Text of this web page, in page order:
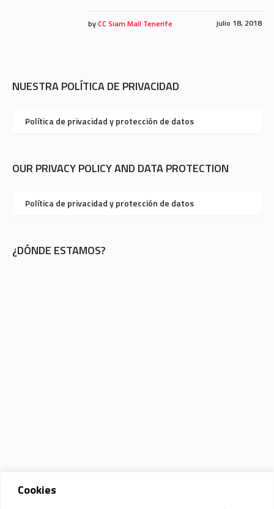
Cookies
julio 18, 2018
byCC Siam Mall Tenerife
NUESTRA POLÍTICA DE PRIVACIDAD
Política de privacidad y protección de datos
OUR PRIVACY POLICY AND DATA PROTECTION
Política de privacidad y protección de datos
¿DÓNDE ESTAMOS?